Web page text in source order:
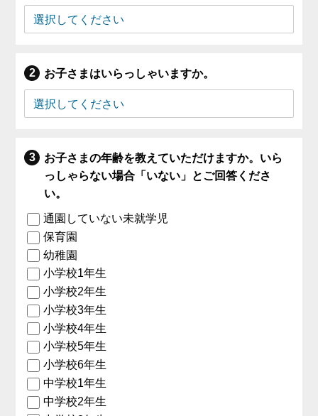
お子さまはいらっしゃいますか。
お子さまの年齢を教えていただけますか。いら
っしゃらない場合「いない」とご回答くださ
い。
通園していない未就学児
保育園
幼稚園
小学校1年生
小学校2年生
小学校3年生
小学校4年生
小学校5年生
小学校6年生
中学校1年生
中学校2年生